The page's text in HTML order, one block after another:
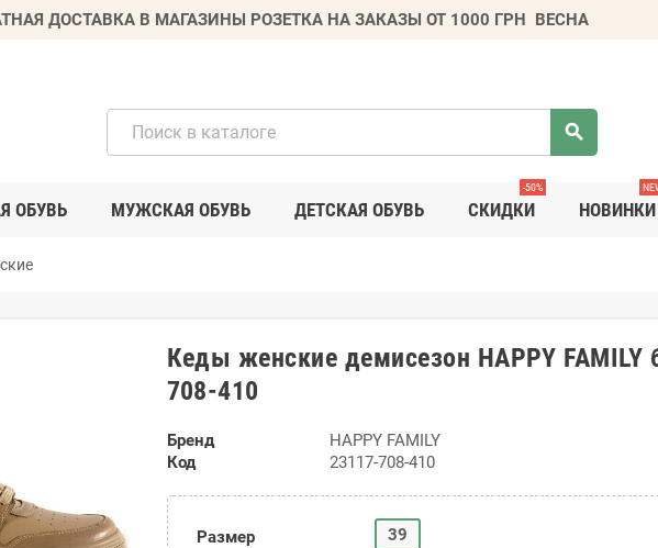
ДОСТАВКА В МАГАЗИНЫ РОЗЕТКА НА ЗАКАЗЫ ОТ 1000 ГРН ВЕСНА
search
ОБУВЬ МУЖСКАЯ ОБУВЬ ДЕТСКАЯ ОБУВЬ СКИДКИ
-50%
НОВИНКИ
Кеды женские демисезон HAPPY
708-410
Бренд
HAPPY FAMILY
Код
23117-708-410
Размер 39